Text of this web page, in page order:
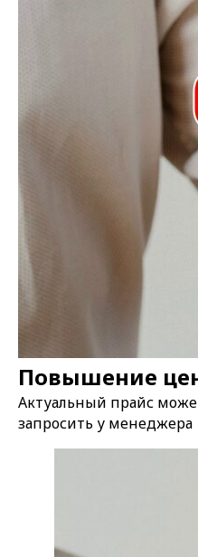
Повышение
Актуальный прайс
запросить у менеджера